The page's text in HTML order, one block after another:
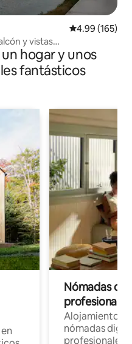
Calificación
4.99 (165)
y vistas
hogar y unos
fantásticos
Nómadas
Alojamientos
nómadas
profesionales